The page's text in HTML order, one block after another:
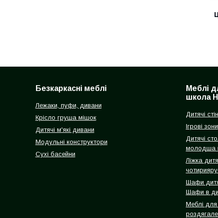
Безкаркасні меблі
Лежаки, пуфи, дивани
Крісло груша мішок
Дитячі м'які дивани
Модульні конструктори
Сухі басейни
Меблі
школа
Дитячі
Ігрові зони
Дитячі
молодша
Ліжка
Шафи
Шафи в
Меблі для